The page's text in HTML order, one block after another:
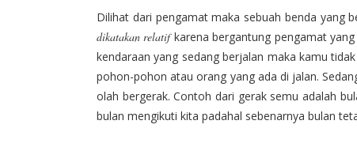
Dilihat dari pengamat maka sebuah benda yang
dikatakan relatifkarena bergantung pengamat
kendaraan yang sedang berjalan maka kamu
pohon-pohon atau orang yang ada di jalan.
olah bergerak. Contoh dari gerak semu adalah
bulan mengikuti kita padahal sebenarnya bulan